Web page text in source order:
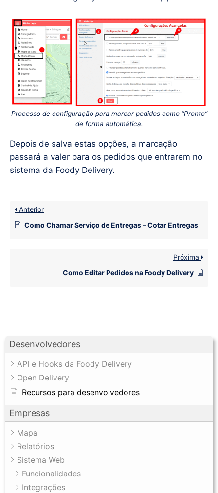
Desenvolvedores
API e Hooks da Foody Delivery
Open Delivery
Recursos para desenvolvedores
Empresas
Mapa
Relatórios
Sistema Web
Funcionalidades
Integrações
Processo de configuração para marcar pedidos como “Pronto”
de forma automática.
Depois de salva estas opções, a marcação
passará a valer para os pedidos que entrarem no
sistema da Foody Delivery.
Anterior
Como Chamar Serviço de Entregas – Cotar Entregas
Próxima
Como Editar Pedidos na Foody Delivery